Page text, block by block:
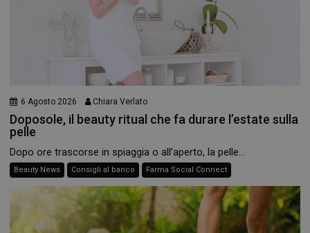
6 Agosto 2026 Chiara Verlato
Doposole, il beauty ritual che fa durare l’estate sulla
pelle
Dopo ore trascorse in spiaggia o all’aperto, la pelle...
Beauty News Consigli al banco Farma Social Connect